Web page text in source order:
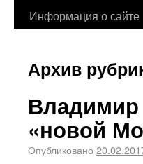
Информация о сайте
Архив
Владимир
«новой
Опубликовано